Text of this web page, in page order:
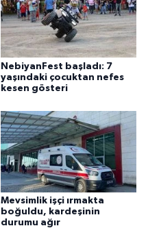
NebiyanFest başladı: 7
yaşındaki çocuktan nefes
kesen gösteri
Mevsimlik işçi ırmakta
boğuldu, kardeşinin
durumu ağır